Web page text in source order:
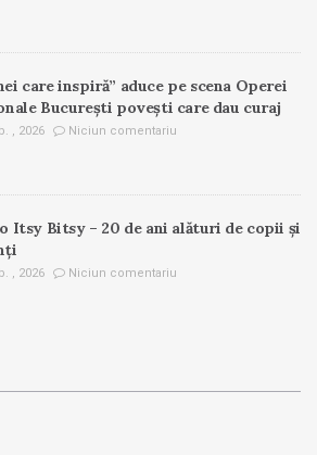
care inspiră” aduce pe scena Operei
București povești care dau curaj
, 2026 Niciun comentariu
Itsy Bitsy – 20 de ani alături de copii și
, 2026 Niciun comentariu